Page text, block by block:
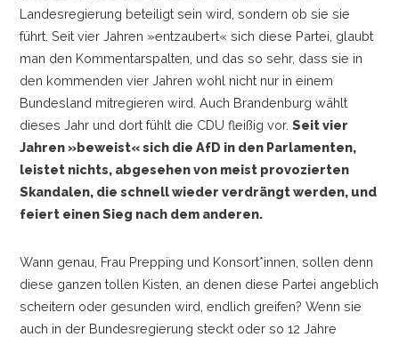
Landesregierung beteiligt sein wird, sondern ob sie sie
führt. Seit vier Jahren »entzaubert« sich diese Partei, glaubt
man den Kommentarspalten, und das so sehr, dass sie in
den kommenden vier Jahren wohl nicht nur in einem
Bundesland mitregieren wird. Auch Brandenburg wählt
dieses Jahr und dort fühlt die CDU fleißig vor. Seit vier
Jahren »beweist« sich die AfD in den Parlamenten,
leistet nichts, abgesehen von meist provozierten
Skandalen, die schnell wieder verdrängt werden, und
feiert einen Sieg nach dem anderen.
Wann genau, Frau Prepping und Konsort*innen, sollen denn
diese ganzen tollen Kisten, an denen diese Partei angeblich
scheitern oder gesunden wird, endlich greifen? Wenn sie
auch in der Bundesregierung steckt oder so 12 Jahre